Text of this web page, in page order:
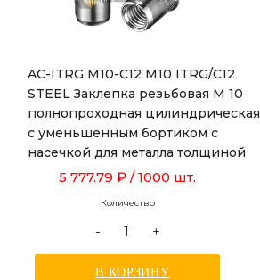
AC-ITRG M10-C12 M10 ITRG/C12
STEEL Заклепка резьбовая М 10
полнопроходная цилиндрическая
с уменьшенным бортиком с
насечкой для металла толщиной
от 1,0 до 3,5 мм, длиной 19,0 мм
5 777.79 ₽/ 1000 шт.
Количество
- +
В КОРЗИНУ